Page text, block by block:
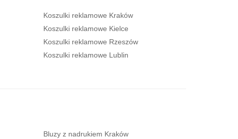
Koszulki reklamowe Kraków
Koszulki reklamowe Kielce
Koszulki reklamowe Rzeszów
Koszulki reklamowe Lublin
Bluzy z nadrukiem Kraków